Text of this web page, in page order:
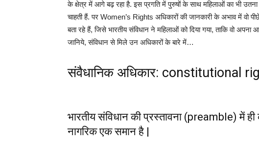
के क्षेत्र में आगे बढ़ रहा है. इस प्रगति में पुरुषों के साथ महिलाओं का भी उतना
चाहती हैं. पर Women’s Rights अधिकारों की जानकारी के अभाव में वो
बता रहे हैं, जिसे भारतीय संविधान ने महिलाओं को दिया गया, ताकि वो
जानिये, संविधान से मिले उन अधिकारों के बारे में…
संवैधानिक अधिकार: constitutional
भारतीय संविधान की प्रस्तावना (preamble) में
नागरिक एक समान है |